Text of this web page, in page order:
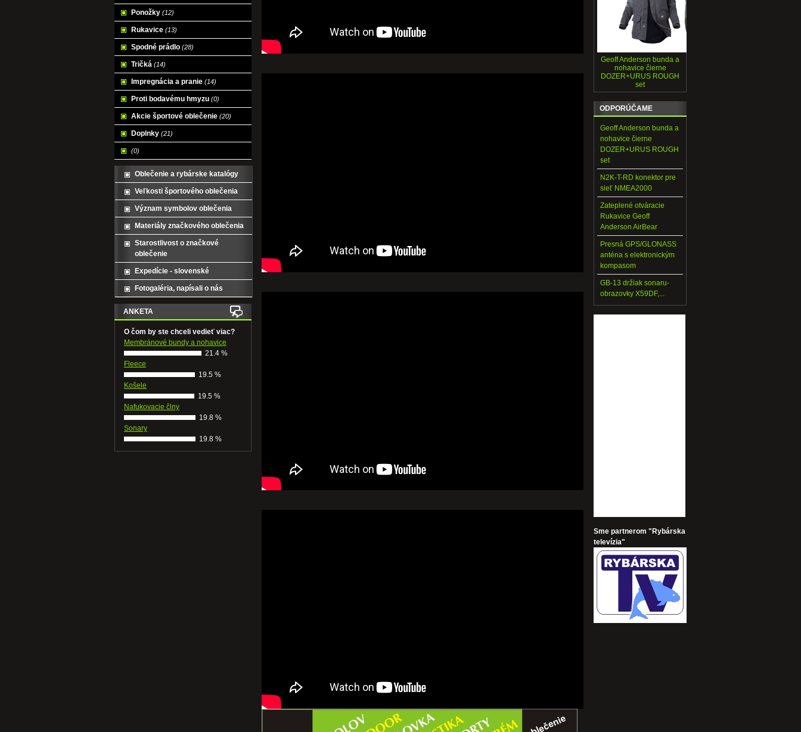
Ponožky (12)
Rukavice (13)
Spodné prádlo (28)
Tričká (14)
Impregnácia a pranie (14)
Proti bodavému hmyzu (0)
Akcie športové oblečenie (20)
Doplnky (21)
(0)
Oblečenie a rybárske katalógy
Veľkosti športového oblečenia
Význam symbolov oblečenia
Materiály značkového oblečenia
Starostlivost o značkové
oblečenie
Expedície - slovenské
Fotogaléria, napísali o nás
ANKETA
O čom by ste chceli vedieť viac?
Membránové bundy a nohavice
21.4 %
Fleece
19.5 %
Košele
19.5 %
Nafukovacie člny
19.8 %
Sonary
19.8 %
Geoff Anderson bunda a
nohavice čierne
DOZER+URUS ROUGH
set
ODPORÚČAME
Geoff Anderson bunda a
nohavice čierne
DOZER+URUS ROUGH
set
N2K-T-RD konektor pre
sieť NMEA2000
Zateplené otváracie
Rukavice Geoff
Anderson AirBear
Presná GPS/GLONASS
anténa s elektronickým
kompasom
GB-13 držiak sonaru-
obrazovky X59DF,...
Sme partnerom "Rybárska
televízia"